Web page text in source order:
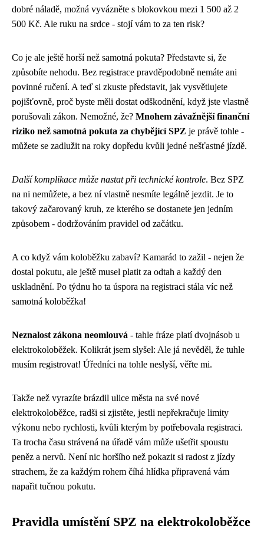
dobré náladě, možná vyvázněte s blokovkou mezi 1 500 až 2
500 Kč. Ale ruku na srdce - stojí vám to za ten risk?
Co je ale ještě horší než samotná pokuta? Představte si, že
způsobíte nehodu. Bez registrace pravděpodobně nemáte ani
povinné ručení. A teď si zkuste představit, jak vysvětlujete
pojišťovně, proč byste měli dostat odškodnění, když jste vlastně
porušovali zákon. Nemožné, že? Mnohem závažnější finanční
riziko než samotná pokuta za chybějící SPZ je právě tohle -
můžete se zadlužit na roky dopředu kvůli jedné nešťastné jízdě.
Další komplikace může nastat při technické kontrole. Bez SPZ
na ni nemůžete, a bez ní vlastně nesmíte legálně jezdit. Je to
takový začarovaný kruh, ze kterého se dostanete jen jedním
způsobem - dodržováním pravidel od začátku.
A co když vám koloběžku zabaví? Kamarád to zažil - nejen že
dostal pokutu, ale ještě musel platit za odtah a každý den
uskladnění. Po týdnu ho ta úspora na registraci stála víc než
samotná koloběžka!
Neznalost zákona neomlouvá - tahle fráze platí dvojnásob u
elektrokoloběžek. Kolikrát jsem slyšel: Ale já nevěděl, že tuhle
musím registrovat! Úředníci na tohle neslyší, věřte mi.
Takže než vyrazíte brázdil ulice města na své nové
elektrokoloběžce, radši si zjistěte, jestli nepřekračuje limity
výkonu nebo rychlosti, kvůli kterým by potřebovala registraci.
Ta trocha času strávená na úřadě vám může ušetřit spoustu
peněz a nervů. Není nic horšího než pokazit si radost z jízdy
strachem, že za každým rohem číhá hlídka připravená vám
napařit tučnou pokutu.
Pravidla umístění SPZ na elektrokoloběžce